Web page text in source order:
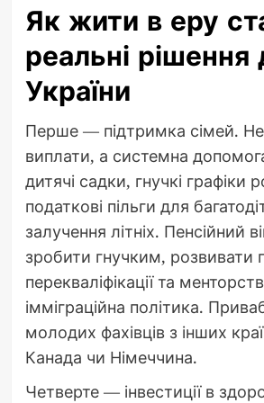
Як жити в еру
реальні рішення
України
Перше — підтримка сімей. Не
виплати, а системна
дитячі садки, гнучкі графіки
податкові пільги для
залучення літніх. Пенсійний
зробити гнучким, розвивати
перекваліфікації та
імміграційна політика.
молодих фахівців з інших
Канада чи Німеччина.
Четверте — інвестиції в